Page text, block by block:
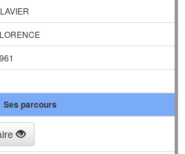
Ses parcours